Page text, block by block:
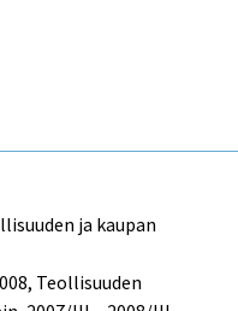
ja kaupan
Teollisuuden